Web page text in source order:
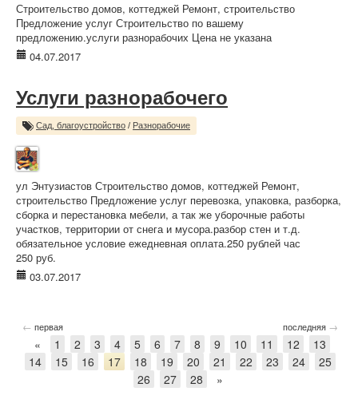
Строительство домов, коттеджей Ремонт, строительство
Предложение услуг Строительство по вашему
предложению.услуги разнорабочих Цена не указана
04.07.2017
Услуги разнорабочего
Сад, благоустройство / Разнорабочие
ул Энтузиастов Строительство домов, коттеджей Ремонт,
строительство Предложение услуг перевозка, упаковка, разборка,
сборка и перестановка мебели, а так же уборочные работы
участков, территории от снега и мусора.разбор стен и т.д.
обязательное условие ежедневная оплата.250 рублей час
250 руб.
03.07.2017
← первая последняя →
« 1 2 3 4 5 6 7 8 9 10 11 12
13
14
15 16 17 18 19 20 21 22 23 24
25
26
27 28 »